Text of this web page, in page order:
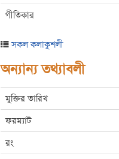
গীতিকার
সকল কলাকুশলী
অন্যান্য তথ্যাবলী
মুক্তির তারিখ
ফরম্যাট
রং